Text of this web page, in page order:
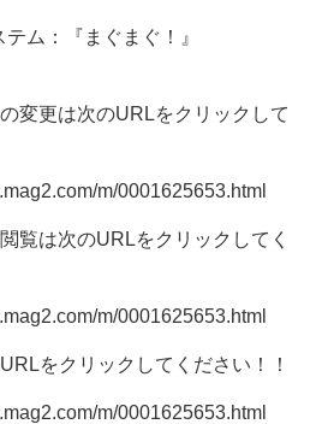
まぐまぐ！』
更は次のURLをクリックして
m/0001625653.html
次のURLをクリックしてく
m/0001625653.html
クリックしてください！！
m/0001625653.html